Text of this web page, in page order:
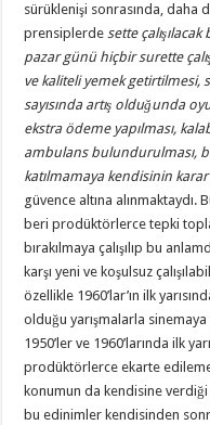
sürüklenişi sonrasında, daha
prensiplerdesette
pazar günü hiçbir surette
ve kaliteli yemek getirtilmesi,
sayısında artış olduğunda
ekstra ödeme yapılması,
ambulans bulundurulması,
katılmamaya kendisinin
güvence altına
beri prodüktörlerce tepki
bırakılmaya çalışılıp bu
karşı yeni ve koşulsuz
özellikle 1960’lar’ın ilk
olduğu yarışmalarla sinemaya
1950’ler ve 1960’larında ilk
prodüktörlerce ekarte
konumun da kendisine verdiği
bu edinimler kendisinden